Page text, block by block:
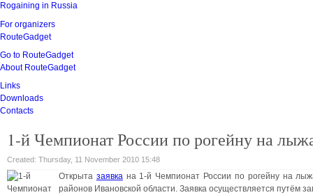
Rogaining in Russia
For organizers
RouteGadget
Go to RouteGadget
About RouteGadget
Links
Downloads
Contacts
1-й Чемпионат России по рогейну на
Created: Thursday, 11 November 2010 15:48
Открыта заявка на 1-й Чемпионат России по рогейну на
районов Ивановской области. Заявка осуществляется путём